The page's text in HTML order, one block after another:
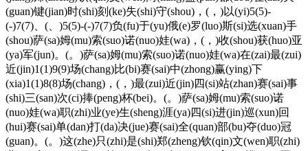
(guan)键(jian)时(shi)刻(ke)失(shi)守(shou)，(，)以(yi)5(5)-
(-)7(7)、(、)5(5)-(-)7(7)负(fu)于(yu)俄(e)罗(luo)斯(si)选(xuan)手
(shou)萨(sa)姆(mu)索(suo)诺(nuo)娃(wa)，(，)收(shou)获(huo)亚
(ya)军(jun)。(。)萨(sa)姆(mu)索(suo)诺(nuo)娃(wa)在(zai)最(zui)
近(jin)1(1)9(9)场(chang)比(bi)赛(sai)中(zhong)赢(ying)下
(xia)1(1)8(8)场(chang)，(，)最(zui)近(jin)四(si)站(zhan)赛(sai)事
(shi)三(san)次(ci)捧(peng)杯(bei)。(。)萨(sa)姆(mu)索(suo)诺
(nuo)娃(wa)职(zhi)业(ye)生(sheng)涯(ya)四(si)进(jin)巡(xun)回
(hui)赛(sai)单(dan)打(da)决(jue)赛(sai)全(quan)部(bu)夺(duo)冠
(guan)。(。)这(zhe)只(zhi)是(shi)郑(zheng)钦(qin)文(wen)职(zhi)